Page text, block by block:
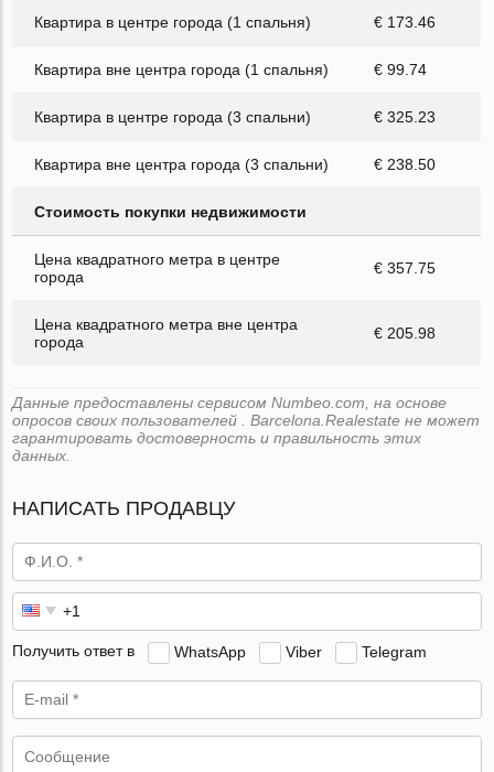
Квартира в центре города (1 спальня) € 173.46
Квартира вне центра города (1 спальня) € 99.74
Квартира в центре города (3 спальни) € 325.23
Квартира вне центра города (3 спальни) € 238.50
Стоимость покупки недвижимости
Цена квадратного метра в центре
города
€ 357.75
Цена квадратного метра вне центра
города
€ 205.98
Данные предоставлены сервисом Numbeo.com, на основе
опросов своих пользователей . Barcelona.Realestate не может
гарантировать достоверность и правильность этих
данных.
НАПИСАТЬ ПРОДАВЦУ
Получить ответ в WhatsApp Viber Telegram